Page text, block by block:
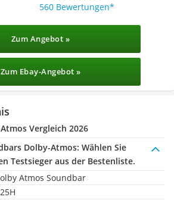
560 Bewertungen
Zum Angebot »
Zum Ebay-Angebot »
Vergleich 2026
Dolby-Atmos: Wählen Sie
Testsieger aus der Bestenliste.
Atmos Soundbar